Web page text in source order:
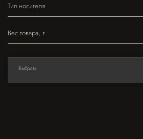
Тип носителя
Вес товара, г
Выбрать